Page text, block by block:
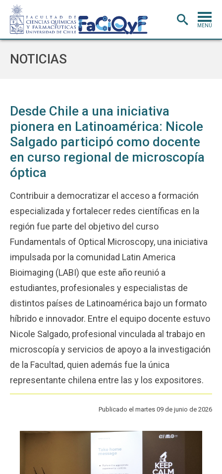
MENÚ
POSTGRADO
INVESTIGACIÓNE INNOVACIÓN
EXTENSIÓNY VINCULACIÓN
BIBLIOTECA
FACULTAD
Funcionarios Egresados
NOTICIAS
Desde Chile a una iniciativa
pionera en Latinoamérica: Nicole
Salgado participó como docente
en curso regional de microscopía
óptica
Contribuir a democratizar el acceso a formación
especializada y fortalecer redes científicas en la
región fue parte del objetivo del curso
Fundamentals of Optical Microscopy, una iniciativa
impulsada por la comunidad Latin America
Bioimaging (LABI) que este año reunió a
estudiantes, profesionales y especialistas de
distintos países de Latinoamérica bajo un formato
híbrido e innovador. Entre el equipo docente estuvo
Nicole Salgado, profesional vinculada al trabajo en
microscopía y servicios de apoyo a la investigación
de la Facultad, quien además fue la única
representante chilena entre las y los expositores.
Publicado el martes 09 de junio de 2026